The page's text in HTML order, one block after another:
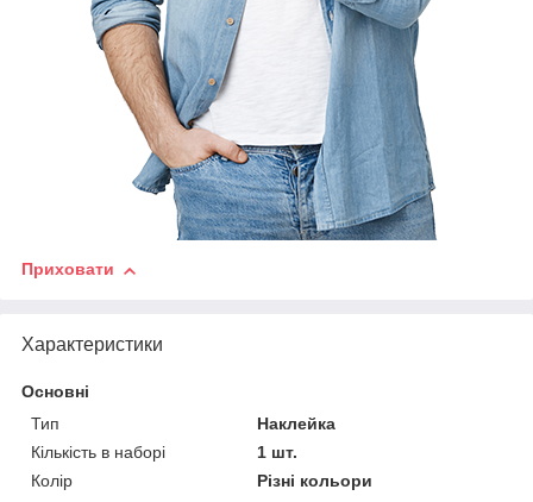
Приховати
Характеристики
Основні
Тип
Наклейка
Кількість в наборі
1 шт.
Колір
Різні кольори